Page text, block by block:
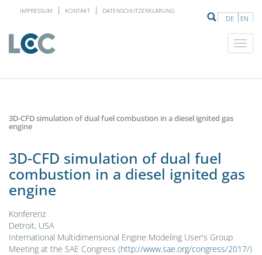
DE EN
IMPRESSUM KONTAKT DATENSCHUTZERKLÄRUNG
3D-CFD simulation of dual fuel combustion in a diesel ignited gas
engine
3D-CFD simulation of dual fuel
combustion in a diesel ignited gas
engine
Konferenz
Detroit, USA
International Multidimensional Engine Modeling User's Group
Meeting at the SAE Congress (http://www.sae.org/congress/2017/)